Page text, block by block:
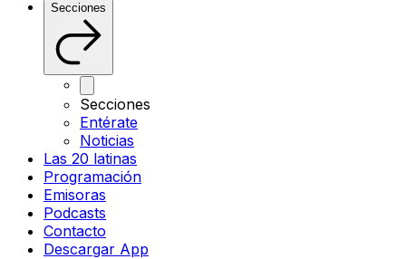
Secciones
Secciones
Entérate
Noticias
Las 20 latinas
Programación
Emisoras
Podcasts
Contacto
Descargar App